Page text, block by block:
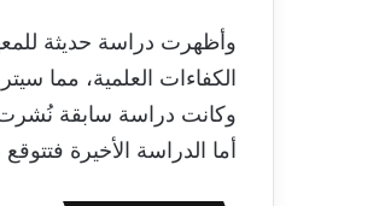
الكفاءات العلمية، مما
أما الدراسة الأخيرة فتتوقع بقاء نحو 768 ألف وظيفة شاغرة تتطلب